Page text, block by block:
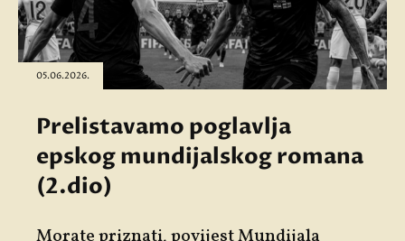
05.06.2026.
Prelistavamo poglavlja
epskog mundijalskog romana
(2.dio)
Morate priznati, povijest Mundijala